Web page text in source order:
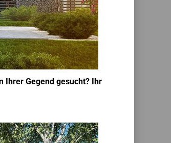
Ihrer Gegend gesucht? Ihr